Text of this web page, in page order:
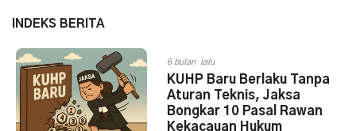
INDEKS BERITA
6 bulan lalu
KUHP Baru Berlaku Tanpa
Aturan Teknis, Jaksa
Bongkar 10 Pasal Rawan
Kekacauan Hukum